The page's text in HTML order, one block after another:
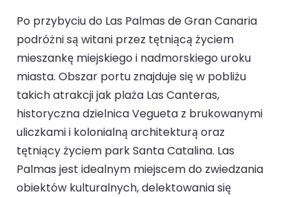
Po przybyciu do Las Palmas de Gran Canaria
podróżni są witani przez tętniącą życiem
mieszankę miejskiego i nadmorskiego uroku
miasta. Obszar portu znajduje się w pobliżu
takich atrakcji jak plaża Las Canteras,
historyczna dzielnica Vegueta z brukowanymi
uliczkami i kolonialną architekturą oraz
tętniący życiem park Santa Catalina. Las
Palmas jest idealnym miejscem do zwiedzania
obiektów kulturalnych, delektowania się